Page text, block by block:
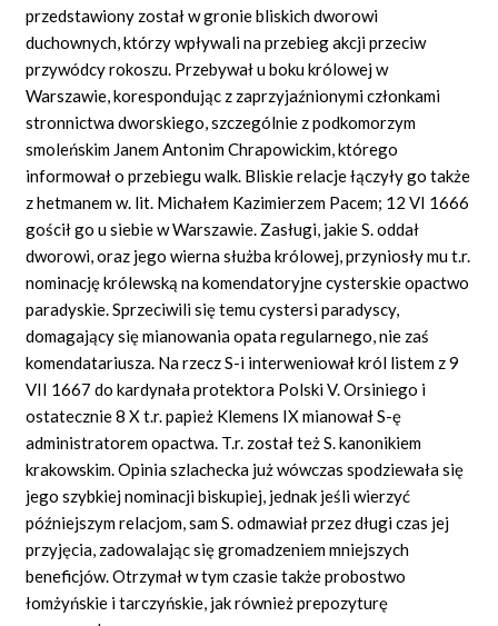
przedstawiony został w gronie bliskich dworowi
duchownych, którzy wpływali na przebieg akcji przeciw
przywódcy rokoszu. Przebywał u boku królowej w
Warszawie, korespondując z zaprzyjaźnionymi członkami
stronnictwa dworskiego, szczególnie z podkomorzym
smoleńskim Janem Antonim Chrapowickim, którego
informował o przebiegu walk. Bliskie relacje łączyły go także
z hetmanem w. lit. Michałem Kazimierzem Pacem; 12 VI 1666
gościł go u siebie w Warszawie. Zasługi, jakie S. oddał
dworowi, oraz jego wierna służba królowej, przyniosły mu t.r.
nominację królewską na komendatoryjne cysterskie opactwo
paradyskie. Sprzeciwili się temu cystersi paradyscy,
domagający się mianowania opata regularnego, nie zaś
komendatariusza. Na rzecz S-i interweniował król listem z 9
VII 1667 do kardynała protektora Polski V. Orsiniego i
ostatecznie 8 X t.r. papież Klemens IX mianował S-ę
administratorem opactwa. T.r. został też S. kanonikiem
krakowskim. Opinia szlachecka już wówczas spodziewała się
jego szybkiej nominacji biskupiej, jednak jeśli wierzyć
późniejszym relacjom, sam S. odmawiał przez długi czas jej
przyjęcia, zadowalając się gromadzeniem mniejszych
beneficjów. Otrzymał w tym czasie także probostwo
łomżyńskie i tarczyńskie, jak również prepozyturę